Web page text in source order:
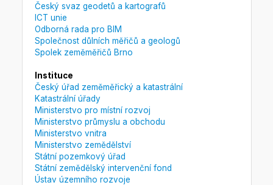
Český svaz geodetů a kartografů
ICT unie
Odborná rada pro BIM
Společnost důlních měřičů a geologů
Spolek zeměměřičů Brno
Instituce
Český úřad zeměměřický a katastrální
Katastrální úřady
Ministerstvo pro místní rozvoj
Ministerstvo průmyslu a obchodu
Ministerstvo vnitra
Ministerstvo zemědělství
Státní pozemkový úřad
Státní zemědělský intervenční fond
Ústav územního rozvoje